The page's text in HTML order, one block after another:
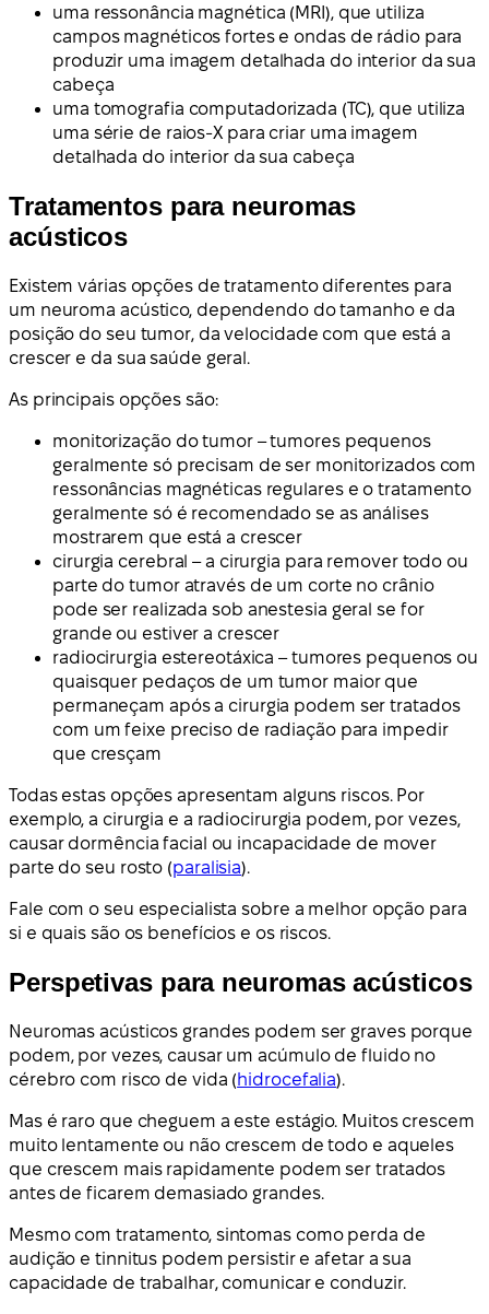
uma ressonância magnética (MRI), que utiliza
campos magnéticos fortes e ondas de rádio para
produzir uma imagem detalhada do interior da sua
cabeça
uma tomografia computadorizada (TC), que utiliza
uma série de raios-X para criar uma imagem
detalhada do interior da sua cabeça
Tratamentos para neuromas
acústicos
Existem várias opções de tratamento diferentes para
um neuroma acústico, dependendo do tamanho e da
posição do seu tumor, da velocidade com que está a
crescer e da sua saúde geral.
As principais opções são:
monitorização do tumor – tumores pequenos
geralmente só precisam de ser monitorizados com
ressonâncias magnéticas regulares e o tratamento
geralmente só é recomendado se as análises
mostrarem que está a crescer
cirurgia cerebral – a cirurgia para remover todo ou
parte do tumor através de um corte no crânio
pode ser realizada sob anestesia geral se for
grande ou estiver a crescer
radiocirurgia estereotáxica – tumores pequenos ou
quaisquer pedaços de um tumor maior que
permaneçam após a cirurgia podem ser tratados
com um feixe preciso de radiação para impedir
que cresçam
Todas estas opções apresentam alguns riscos. Por
exemplo, a cirurgia e a radiocirurgia podem, por vezes,
causar dormência facial ou incapacidade de mover
parte do seu rosto (paralisia).
Fale com o seu especialista sobre a melhor opção para
si e quais são os benefícios e os riscos.
Perspetivas para neuromas acústicos
Neuromas acústicos grandes podem ser graves porque
podem, por vezes, causar um acúmulo de fluido no
cérebro com risco de vida (hidrocefalia).
Mas é raro que cheguem a este estágio. Muitos crescem
muito lentamente ou não crescem de todo e aqueles
que crescem mais rapidamente podem ser tratados
antes de ficarem demasiado grandes.
Mesmo com tratamento, sintomas como perda de
audição e tinnitus podem persistir e afetar a sua
capacidade de trabalhar, comunicar e conduzir.